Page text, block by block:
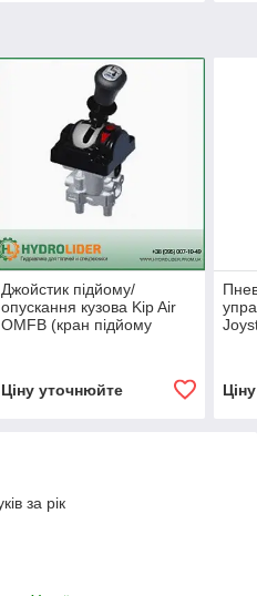
Джойстик підйому/
опускання кузова Kip Air
OMFB (кран підйому
Ціну уточнюйте
за рік